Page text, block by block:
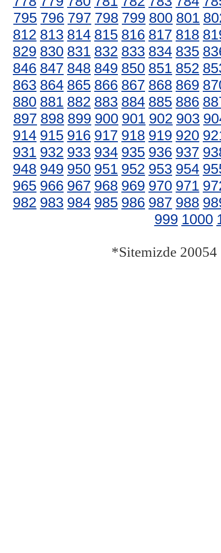
795 796 797 798 799 800 801
812 813 814 815 816 817 818
829 830 831 832 833 834 835
846 847 848 849 850 851 852
863 864 865 866 867 868 869
880 881 882 883 884 885 886
897 898 899 900 901 902 903
914 915 916 917 918 919 920
931 932 933 934 935 936 937
948 949 950 951 952 953 954
965 966 967 968 969 970 971
982 983 984 985 986 987 988
999 1000
*Sitemizde 20054